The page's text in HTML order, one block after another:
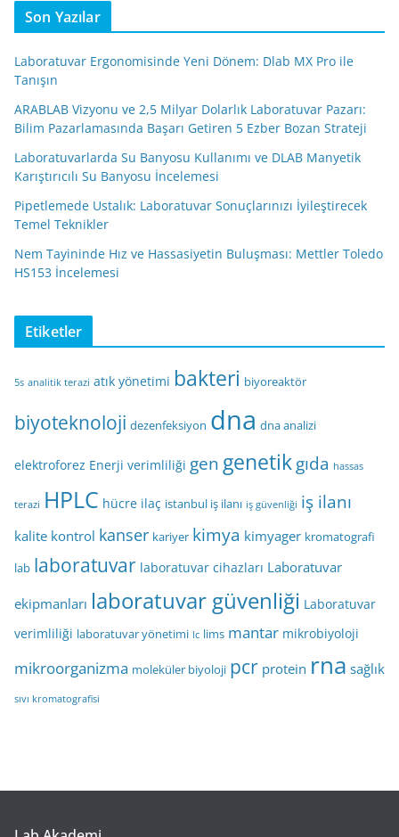
Son Yazılar
Laboratuvar Ergonomisinde Yeni Dönem: Dlab MX Pro ile
Tanışın
ARABLAB Vizyonu ve 2,5 Milyar Dolarlık Laboratuvar Pazarı:
Bilim Pazarlamasında Başarı Getiren 5 Ezber Bozan Strateji
Laboratuvarlarda Su Banyosu Kullanımı ve DLAB Manyetik
Karıştırıcılı Su Banyosu İncelemesi
Pipetlemede Ustalık: Laboratuvar Sonuçlarınızı İyileştirecek
Temel Teknikler
Nem Tayininde Hız ve Hassasiyetin Buluşması: Mettler Toledo
HS153 İncelemesi
Etiketler
5s analitik terazi atık yönetimi bakteri biyoreaktör
biyoteknoloji dezenfeksiyon dna dna analizi
elektroforez Enerji verimliliği gen genetikgıda hassas
terazi HPLC hücre ilaç istanbul iş ilanı iş güvenliği iş ilanı
kalite kontrol kanser kariyer kimya kimyager kromatografi
lab laboratuvar laboratuvar cihazları Laboratuvar
ekipmanları laboratuvar güvenliği Laboratuvar
verimliliği laboratuvar yönetimi lc lims mantar mikrobiyoloji
mikroorganizma moleküler biyoloji pcr protein rna sağlık
sıvı kromatografisi